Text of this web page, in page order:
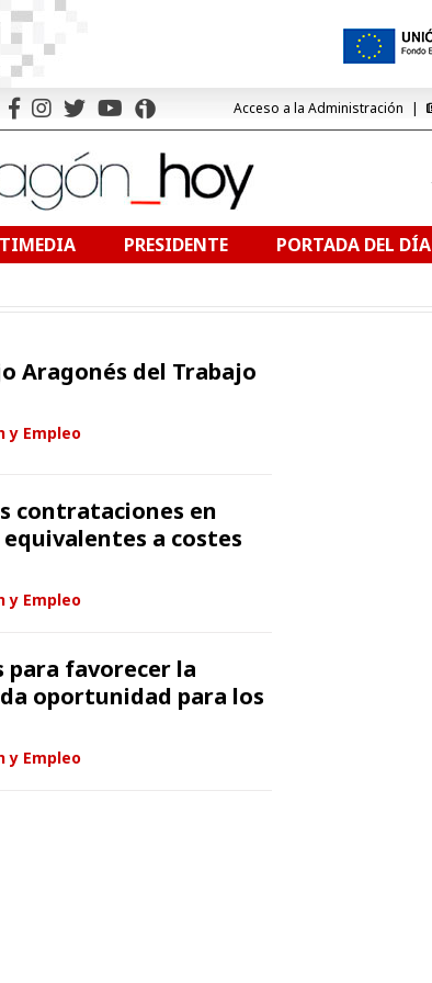
Acceso a la Administración
PRESIDENTE PORTADA DEL DÍA
Aragonés del Trabajo
y Empleo
contrataciones en
a costes
y Empleo
para favorecer la
oportunidad para los
y Empleo